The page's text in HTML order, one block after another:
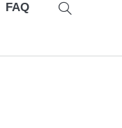
FAQ